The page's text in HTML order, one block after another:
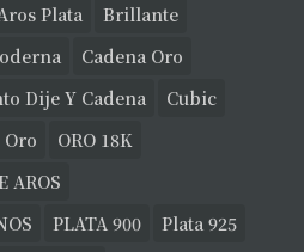
Plata
Brillante
Cadena Oro
Dije Y Cadena
Cubic
ORO 18K
AROS
PLATA 900
Plata 925